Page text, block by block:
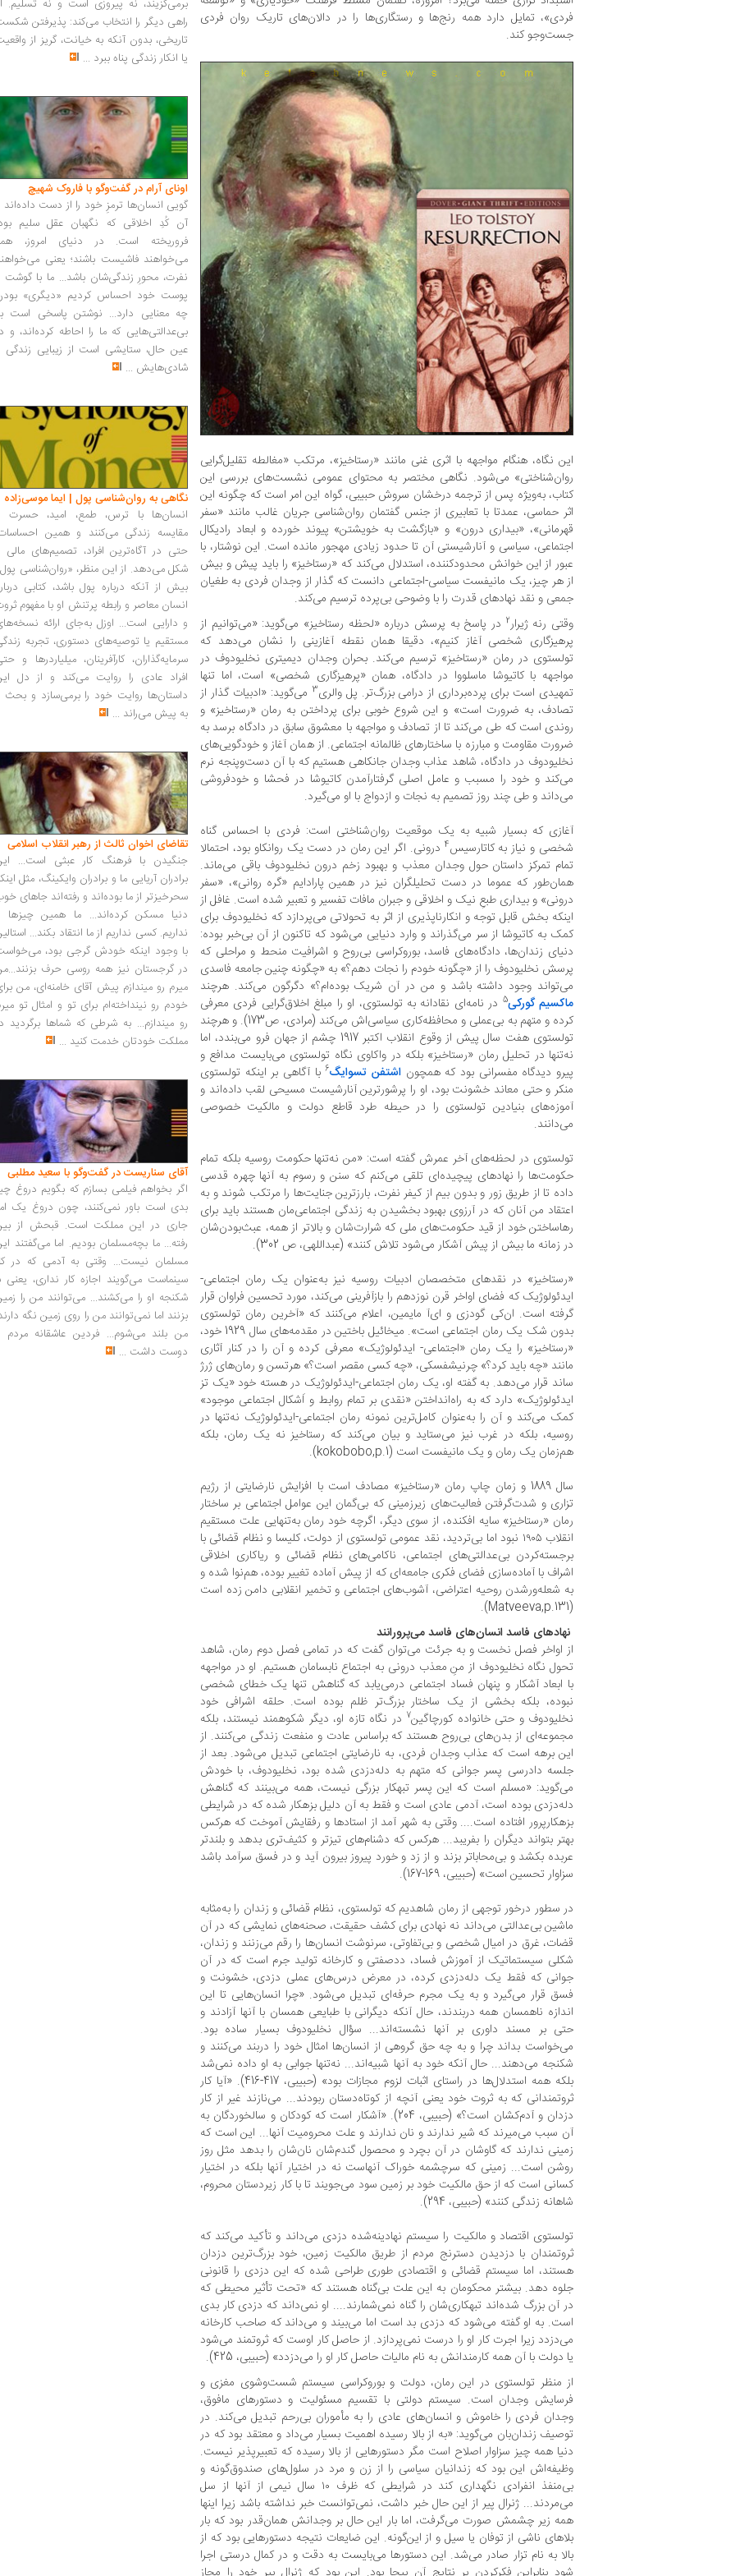
فردی»، تمایل دارد همه رنج‌ها و رستگاری‌ها را در دالان‌های تاریک روان فردی
جست‌وجو کند.
این نگاه، هنگام مواجهه با اثری غنی مانند «رستاخیز»، مرتکب «مغالطه تقلیل‌گرایی
روان‌شناختی» می‌شود. نگاهی مختصر به محتوای عمومی نشست‌های بررسی این
کتاب، به‌ویژه پس از ترجمه درخشان سروش حبیبی، گواه این امر است که چگونه این
اثر حماسی، عمدتا با تعابیری از جنس گفتمان روان‌شناسی جریان غالب مانند «سفر
قهرمانی»، «بیداری درون» و «بازگشت به خویشتن» پیوند خورده و ابعاد رادیکال
اجتماعی، سیاسی و آنارشیستی آن تا حدود زیادی مهجور مانده‌ است. این نوشتار، با
عبور از این خوانش محدودکننده، استدلال می‌کند که «رستاخیز» را باید پیش و بیش
از هر چیز، یک مانیفست سیاسی-‌اجتماعی دانست که گذار از وجدان فردی به طغیان
جمعی و نقد نهادهای قدرت را با وضوحی بی‌پرده ترسیم می‌کند.
وقتی رنه ژیرار2 در پاسخ به پرسش درباره «لحظه رستاخیز» می‌گوید: «می‌توانیم از
پرهیزگاری شخصی آغاز کنیم»، دقیقا همان نقطه آغازینی را نشان می‌دهد که
تولستوی در رمان «رستاخیز» ترسیم می‌کند. بحران وجدان دیمیتری نخلیودوف در
مواجهه با کاتیوشا ماسلووا در دادگاه، همان «پرهیزگاری شخصی» است، اما تنها
تمهیدی است برای پرده‌برداری از درامی بزرگ‌تر. پل والری3 می‌گوید: «ادبیات گذار‌ از
تصادف، به ضرورت است» و این شروع خوبی برای پرداختن به رمان «رستاخیز» و
روندی است که طی می‌کند تا از تصادف و مواجهه با معشوق سابق در دادگاه برسد به
ضرورت مقاومت و مبارزه با ساختارهای ظالمانه اجتماعی. از همان آغاز و خودگویی‌های
نخلیودوف در دادگاه، شاهد عذاب وجدان جانکاهی هستیم که با آن دست‌وپنجه نرم
می‌کند و خود را مسبب و عامل اصلی گرفتار‌آمدن کاتیوشا در فحشا و خودفروشی
می‌داند و طی چند روز تصمیم به نجات و ازدواج با او می‌گیرد.
آغازی که بسیار شبیه به یک موقعیت روان‌شناختی است: فردی با احساس گناه
شخصی و نیاز به کاتارسیس4 درونی. اگر این رمان در دست یک روانکاو بود، احتمالا
تمام تمرکز داستان حول وجدان معذب و بهبود زخم درون نخلیودوف باقی می‌ماند.
همان‌طور که عموما در دست تحلیلگران نیز در همین پارادایم «گره روانی»، «سفر
درونی» و بیداری طبعِ نیک و اخلاقی و جبران مافات تفسیر و تعبیر شده است. غافل از
اینکه بخش قابل توجه و انکارناپذیری از اثر به تحولاتی می‌پردازد که نخلیودوف برای
کمک به کاتیوشا از سر می‌گذراند و وارد دنیایی می‌شود که تاکنون از آن بی‌خبر بوده:
دنیای زندان‌ها، دادگاه‌های فاسد، بوروکراسی بی‌روح و اشرافیت منحط و مراحلی که
پرسش نخلیودوف را از «چگونه خودم را نجات دهم؟» به «چگونه چنین جامعه فاسدی
می‌تواند وجود داشته باشد و من در آن شریک بوده‌ام؟» دگرگون می‌کند. هرچند
ماکسیم گورکی5 در نامه‌ای نقادانه به تولستوی، او را مبلغ اخلاق‌گرایی فردی معرفی
کرده و متهم به بی‌عملی و محافظه‌کاری سیاسی‌اش می‌کند (مرادی، ص173). و هرچند
تولستوی هفت سال پیش از وقوع انقلاب اکتبر 1917 چشم از جهان فرو می‌بندد، اما
نه‌تنها در تحلیل رمان «رستاخیز» بلکه در واکاوی نگاه تولستوی می‌بایست مدافع و
پیرو دیدگاه مفسرانی بود که همچون اشتفن تسوایگ6با آگاهی بر اینکه تولستوی
منکر و حتی معاند خشونت بود، او را پرشورترین آنارشیست مسیحی لقب داده‌اند و
آموزه‌های بنیادین تولستوی را در حیطه طرد قاطع دولت و مالکیت خصوصی
می‌دانند.
تولستوی در لحظه‌های آخر عمرش گفته است: «من نه‌تنها حکومت روسیه بلکه تمام
حکومت‌ها را نهادهای پیچیده‌ای تلقی می‌کنم که سنن و رسوم به آنها چهره قدسی
داده تا از طریق زور و بدون بیم از کیفر نفرت، بارزترین جنایت‌ها را مرتکب شوند و به
اعتقاد من آنان که در آرزوی بهبود بخشیدن به زندگی اجتماعی‌مان هستند باید برای
رها‌ساختن خود از قید حکومت‌های ملی که شرارت‌شان و بالاتر از همه، عبث‌بودن‌شان
در زمانه ما بیش از پیش آشکار می‌شود تلاش کنند» (عبداللهی، ص 302).
«رستاخیز» در نقدهای متخصصان ادبیات روسیه نیز به‌عنوان یک رمان اجتماعی-‌
ایدئولوژیک که فضای اواخر قرن نوزدهم را بازآفرینی می‌کند، مورد تحسین فراوان قرار
گرفته است. ان‌کی‌ گودزی و ای‌آ‌ مایمین، اعلام می‌کنند که «آخرین رمان تولستوی
بدون شک یک رمان اجتماعی است». میخائیل باختین در مقدمه‌های سال 1929 خود،
«رستاخیز» را یک رمان «اجتماعی- ایدئولوژیک» معرفی کرده و آن را در کنار آثاری
مانند «چه باید کرد؟» چرنیشفسکی، «چه کسی مقصر است؟» هرتسن و رمان‌های ژرژ
ساند قرار می‌دهد. به گفته او، یک رمان اجتماعی-‌ایدئولوژیک در هسته خود «یک تز
ایدئولوژیک» دارد که به راه‌انداختن «نقدی بر تمام روابط و اَشکال اجتماعی موجود»
کمک می‌کند و آن را به‌عنوان کامل‌ترین نمونه رمان اجتماعی-‌ایدئولوژیک نه‌تنها در
روسیه، بلکه در غرب نیز می‌ستاید و بیان می‌کند که رستاخیز نه یک رمان، بلکه
هم‌زمان یک رمان و یک مانیفست است (kokobobo,p.1).
سال 1889 و زمان چاپ رمان «رستاخیز»‌ مصادف است با افزایش نارضایتی از رژیم
تزاری و شدت‌گرفتن فعالیت‌های زیرزمینی که بی‌گمان این عوامل اجتماعی بر ساختار
رمان «رستاخیز» سایه افکنده،‌ از سوی دیگر، اگرچه خود رمان به‌تنهایی‌ علت مستقیم
انقلاب ۱۹۰۵ نبود اما بی‌تردید، نقد عمومی تولستوی از دولت، کلیسا و نظام قضائی با
برجسته‌کردن بی‌عدالتی‌های اجتماعی، ناکامی‌های نظام قضائی و ریاکاری اخلاقی
اشراف با آماده‌سازی فضای فکری جامعه‌ای که از پیش آماده تغییر بوده، هم‌نوا شده و
به شعله‌ور‌شدن روحیه اعتراضی، آشوب‌های اجتماعی و تخمیر انقلابی دامن زده است
(Matveeva,p.131).
‌ نهادهای فاسد انسان‌های فاسد می‌پرورانند
از اواخر فصل نخست و به‌ جرئت می‌توان گفت که در تمامی فصل دوم رمان، شاهد
تحول نگاه نخلیودوف از منِ معذب درونی به اجتماع نابسامان هستیم. او در مواجهه
با ابعاد آشکار و پنهان فساد اجتماعی درمی‌یابد که گناهش تنها یک خطای شخصی
نبوده، بلکه بخشی از یک ساختار بزرگ‌تر ظلم بوده است. حلقه اشرافی خود
نخلیودوف و حتی خانواده کورچاگین7 در نگاه تازه او، دیگر شکوهمند نیستند، بلکه
مجموعه‌ای از بدن‌های بی‌روح هستند که بر‌اساس عادت و منفعت زندگی می‌کنند. از
‌این برهه است که عذاب وجدان فردی، به نارضایتی اجتماعی تبدیل می‌شود. بعد از
جلسه دادرسی پسر جوانی که متهم به دله‌دزدی شده بود، نخلیودوف، با خودش
می‌گوید: «مسلم است که این پسر تبهکار بزرگی نیست، همه می‌بینند که گناهش
دله‌دزدی بوده است، آدمی عادی است و فقط به آن دلیل بزهکار شده که در شرایطی
بزهکار‌پرور افتاده است.... وقتی به شهر آمد از استادها و رفقایش آموخت که هر‌کس
بهتر بتواند دیگران را بفریبد... هر‌کس که دشنام‌های تیزتر و کثیف‌تری بدهد و بلندتر
عربده بکشد و بی‌محاباتر بزند و از زد و خورد پیروز بیرون آید و در فسق سرآمد باشد
سزاوار تحسین است» (حبیبی، 169-167).
در سطور درخور توجهی از رمان شاهدیم که تولستوی، نظام قضائی و زندان را به‌مثابه
ماشین بی‌عدالتی می‌داند نه نهادی برای کشف حقیقت، صحنه‌های نمایشی که در آن
قضات، غرق در امیال شخصی و بی‌تفاوتی، سرنوشت انسان‌ها را رقم می‌زنند و زندان،
شکلی سیستماتیک از آموزش فساد، ددصفتی و کارخانه تولید جرم است که در آن
جوانی که فقط یک دله‌دزدی کرده، در معرض درس‌های عملی دزدی، خشونت و
فسق قرار می‌گیرد و به یک مجرم حرفه‌ای تبدیل می‌شود. «چرا انسان‌هایی تا این
اندازه ناهمسان همه دربندند، حال آنکه دیگرانی با طبایعی همسان با آنها آزادند و
حتی بر مسند داوری بر آنها نشسته‌اند... سؤال نخلیودوف بسیار ساده بود.
می‌خواست بداند چرا و به چه حق گروهی از انسان‌ها امثال خود را دربند می‌کنند و
شکنجه می‌دهند... حال آنکه خود به آنها شبیه‌اند... نه‌تنها جوابی به او داده نمی‌شد
بلکه همه استدلال‌ها در راستای اثبات لزوم مجازات بود» (حبیبی، 417-416). «آیا کار
ثروتمندانی که به ثروت خود یعنی آنچه از کوتاه‌دستان ربودند... می‌نازند غیر از کار
دزدان و آدم‌کشان است؟» (حبیبی، 204). «آشکار است که کودکان و سالخوردگان به
آن سبب می‌میرند که شیر ندارند و نان ندارند و علت محرومیت آنها...‌ این است که
زمینی ندارند که گاوشان در آن بچرد و محصول گندم‌شان نان‌شان را بدهد مثل روز
روشن است‌... زمینی که سرچشمه خوراک آنهاست نه در اختیار آنها بلکه در اختیار
کسانی است که از حق مالکیت خود بر زمین سود می‌جویند تا با کار زیردستان محروم،
شاهانه زندگی کنند» (حبیبی، 294).
تولستوی اقتصاد و مالکیت را سیستم نهادینه‌شده دزدی می‌داند و تأکید می‌کند که
ثروتمندان با دزدیدن دسترنج مردم از طریق مالکیت زمین، خود بزرگ‌ترین دزدان
هستند، اما سیستم قضائی و اقتصادی طوری طراحی شده که این دزدی را قانونی
جلوه دهد. بیشتر محکومان به این علت بی‌گناه هستند که «تحت تأثیر محیطی که
در آن بزرگ شده‌اند تبهکاری‌شان را گناه نمی‌شمارند.... او نمی‌داند که دزدی کار بدی
است. به او گفته می‌شود که دزدی بد است اما می‌بیند و می‌داند که صاحب کارخانه
می‌دزدد زیرا اجرت کار او را درست نمی‌پردازد. از حاصل کار اوست که ثروتمند می‌شود
یا دولت با آن همه کارمندانش به نام مالیات حاصل کار او را می‌دزدد» (حبیبی، 425).
از منظر تولستوی در این رمان، دولت و بوروکراسی سیستم شست‌وشوی مغزی و
فرسایش وجدان است. سیستم دولتی با تقسیم مسئولیت و دستورهای مافوق،
وجدان فردی را خاموش و انسان‌های عادی را به مأموران بی‌رحم تبدیل می‌کند. در
توصیف زندان‌بان می‌گوید: «به از بالا رسیده اهمیت بسیار می‌داد و معتقد بود که در
دنیا همه‌ چیز سزاوار اصلاح است مگر دستورهایی از بالا رسیده که تعبیرپذیر نیست.
وظیفه‌اش این بود که زندانیان سیاسی را از زن و مرد در سلول‌های صندوق‌گونه و
بی‌منفذ انفرادی نگهداری کند در شرایطی که ظرف ۱۰ سال نیمی از آنها از سل
می‌مردند... ژنرال پیر از این حال خبر داشت، نمی‌توانست خبر نداشته باشد زیرا اینها
همه زیر چشمش صورت می‌گرفت، اما بار این حال بر وجدانش همان‌قدر بود که بار
بلاهای ناشی از توفان یا سیل و از این‌گونه. این ضایعات نتیجه دستورهایی بود که از
بالا به نام تزار صادر می‌شد. این دستورها می‌بایست به دقت و در کمال درستی اجرا
برمی‌گزیند، نه پیروزی است و نه تسلیم.
راهی دیگر را انتخاب می‌کند: پذیرفتن
تاریخی، بدون آنکه به خیانت، گریز از
یا انکار زندگی پناه ببرد ...
اونای آرام در گفت‌وگو با فاروک شهیچ‭
گویی انسان‌ها ترمزِ خود را از دست داده‌اند
آن کُدِ اخلاقی که نگهبان عقل سلیم
فروریخته است. در دنیای امروز،
می‌خواهند فاشیست باشند؛ یعنی
نفرت، محورِ زندگی‌شان باشد... ما با گوشت
پوست خود احساس کردیم «دیگری»
چه معنایی دارد... نوشتن پاسخی است
بی‌عدالتی‌هایی که ما را احاطه کرده‌اند، و
عین حال، ستایشی است از زیبایی زندگی
شادی‌هایش ...
نگاهی به روان‌شناسی پول | ایما موسی‌زاده
انسان‌ها با ترس، طمع، امید، حسرت
مقایسه زندگی می‌کنند و همین
حتی در آگاه‌ترین افراد، تصمیم‌های مالی
شکل می‌دهد. از این منظر، «روان‌شناسی
بیش از آنکه درباره پول باشد، کتابی
انسان معاصر و رابطه پرتنش او با مفهوم
و دارایی است... اوزل به‌جای ارائه
مستقیم یا توصیه‌های دستوری، تجربه
سرمایه‌گذاران، کارآفرینان، میلیاردرها و
افراد عادی را روایت می‌کند و از دل
داستان‌ها روایت خود را برمی‌سازد و بحث
به پیش می‌راند ...
تقاضای اخوان ثالث از رهبر انقلاب اسلامی
جنگیدن با فرهنگ کار عبثی است...
برادران آریایی ما و برادران وایکینگ، مثل
سحرخیزتر از ما بوده‌اند و رفته‌اند جاهای
دنیا مسکن کرده‌اند... ما همین چیزها
نداریم. کسی نداریم از ما انتقاد بکند...
با وجود اینکه خودش گرجی بود،
در گرجستان نیز همه روسی حرف
میرم رو میندازم پیش آقای خامنه‌ای، من
خودم رو نینداخته‌ام برای تو و امثال تو
رو میندازم... به شرطی که شماها برگردید
مملکت خودتان خدمت کنید ...
آقای سناریست در گفت‌وگو با سعید مطلبی
اگر بخواهم فیلمی بسازم که بگویم دروغ
بدی است باور نمی‌کنند، چون دروغ یک
جاری در این مملکت است. قبحش از
رفته... ما بچه‌مسلمان بودیم. اما می‌گفتند
مسلمان نیست... وقتی به آدمی که در
سینماست می‌گویند اجازه کار نداری، یعنی
شکنجه او را می‌کشند... می‌توانند من را
بزنند اما نمی‌توانند من را روی زمین نگه
من بلند می‌شوم... فردین عاشقانه مردم
دوست داشت ...